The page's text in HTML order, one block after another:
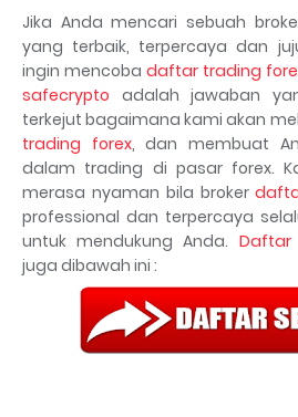
Jika Anda mencari sebuah
yang terbaik, terpercaya dan
ingin mencoba daftar trading
safecrypto adalah jawaban
terkejut bagaimana kami akan
trading forex, dan membuat
dalam trading di pasar forex.
merasa nyaman bila broker
professional dan terpercaya
untuk mendukung Anda. Daftar
juga dibawah ini :